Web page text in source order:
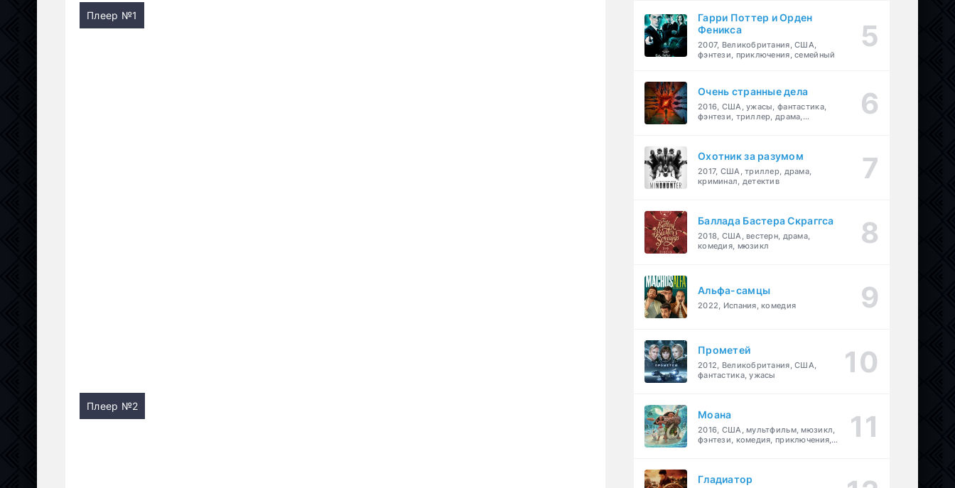
Плеер №1
Плеер №2
Гарри Поттер и Орден
Феникса
2007, Великобритания, США,
фэнтези, приключения, семейный
Очень странные дела
2016, США, ужасы, фантастика,
фэнтези, триллер, драма,
Охотник за разумом
2017, США, триллер, драма,
криминал, детектив
Баллада Бастера Скраггса
2018, США, вестерн, драма,
комедия, мюзикл
Альфа-самцы
2022, Испания, комедия
Прометей
2012, Великобритания, США,
фантастика, ужасы
Моана
2016, США, мультфильм, мюзикл,
фэнтези, комедия, приключения,
Гладиатор